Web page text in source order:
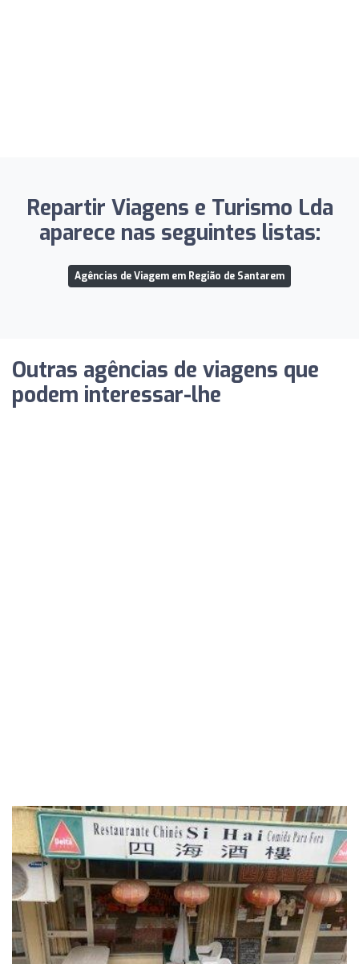
Repartir Viagens e Turismo Lda
aparece nas seguintes listas:
Agências de Viagem em Região de Santarem
Outras agências de viagens que
podem interessar-lhe